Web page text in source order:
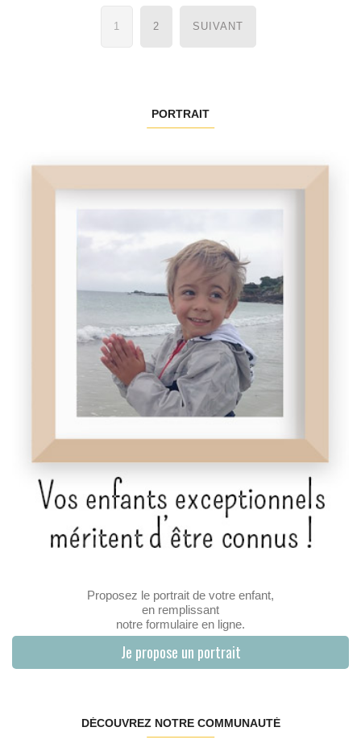
Navigation
des
1 2 SUIVANT
PORTRAIT
Proposez le portrait de votre enfant,
en remplissant
notre formulaire en ligne.
Je propose un portrait
DÉCOUVREZ NOTRE COMMUNAUTÉ